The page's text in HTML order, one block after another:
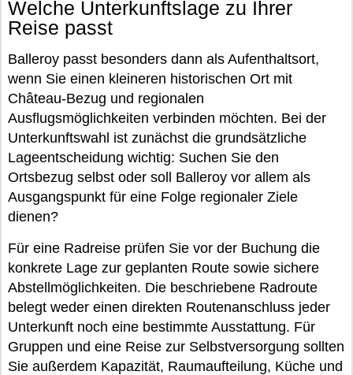
Welche Unterkunftslage zu Ihrer
Reise passt
Balleroy passt besonders dann als Aufenthaltsort,
wenn Sie einen kleineren historischen Ort mit
Château-Bezug und regionalen
Ausflugsmöglichkeiten verbinden möchten. Bei der
Unterkunftswahl ist zunächst die grundsätzliche
Lageentscheidung wichtig: Suchen Sie den
Ortsbezug selbst oder soll Balleroy vor allem als
Ausgangspunkt für eine Folge regionaler Ziele
dienen?
Für eine Radreise prüfen Sie vor der Buchung die
konkrete Lage zur geplanten Route sowie sichere
Abstellmöglichkeiten. Die beschriebene Radroute
belegt weder einen direkten Routenanschluss jeder
Unterkunft noch eine bestimmte Ausstattung. Für
Gruppen und eine Reise zur Selbstversorgung sollten
Sie außerdem Kapazität, Raumaufteilung, Küche und